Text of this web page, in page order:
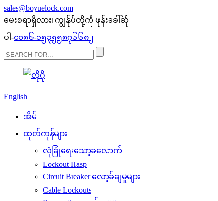
sales@boyuelock.com
မေးစရာရှိလား။ကျွန်ုပ်တို့ကို ဖုန်းခေါ်ဆို
ပါ-၀၀၈၆-၁၅၃၅၅၈၇၆၆၈၂
English
အိမ်
ထုတ်ကုန်များ
လုံခြုံရေးသော့ခလောက်
Lockout Hasp
Circuit Breaker လော့ခ်ချမှုများ
Cable Lockouts